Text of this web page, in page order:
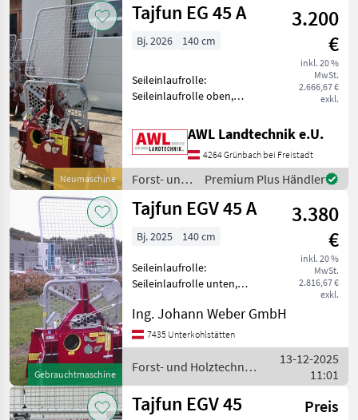
/ Tajfun
Neumaschine
Tajfun EG 45 A
3.200
€
inkl. 20 %
MwSt.
2.666,67 €
exkl.
Bj. 2026 140 cm
Seileinlaufrolle:
Seileinlaufrolle oben,
Schutzgitter, Untersetzung
TAJFUN Forstseilwinde EGV
45 A - Schildbreite 140cm -
4, 5 Tonnen Zugkraft
AWL Landtechnik e.U.
4264 Grünbach bei Freistadt
Forst- und
Holztechnik
/ Tajfun
Premium Plus Händler
Gebrauchtmaschine
Tajfun EGV 45 A
3.380
€
inkl. 20 %
MwSt.
2.816,67 €
exkl.
Bj. 2025 140 cm
Seileinlaufrolle:
Seileinlaufrolle unten,
Schutzgitter, Untersetzung
Die Seilwinde der Marke
Tajfun, Modell
[Modellname], bietet eine
Ing. Johann Weber GmbH
7435 Unterkohlstätten
Forst- und Holztechnik
/ Tajfun
13-12-2025
11:01
Tajfun EGV 45
Preis